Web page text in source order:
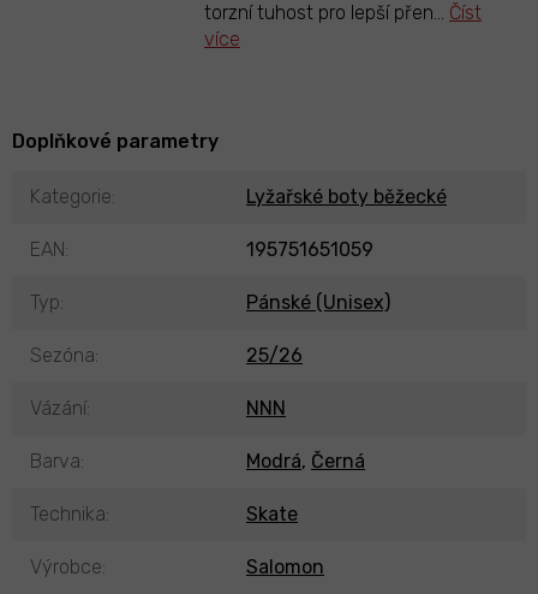
torzní tuhost pro lepší přen... Číst
více
Doplňkové parametry
Kategorie: Lyžařské boty běžecké
EAN: 195751651059
Typ: Pánské (Unisex)
Sezóna: 25/26
Vázání: NNN
Barva: Modrá, Černá
Technika: Skate
Výrobce: Salomon